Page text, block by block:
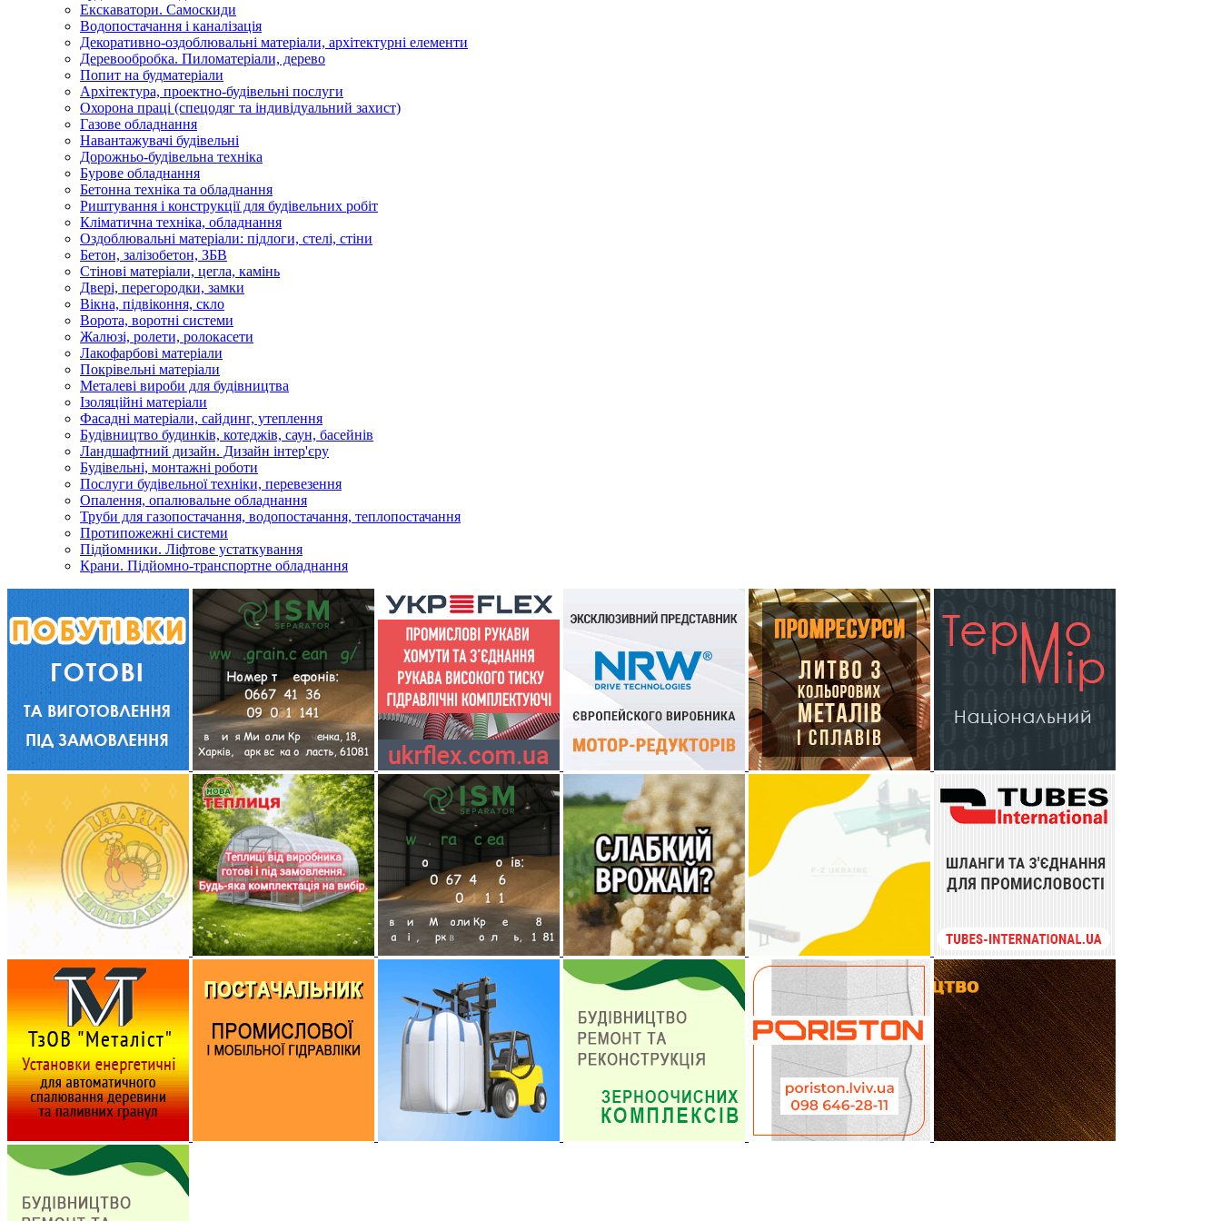
Екскаватори. Самоскиди
Водопостачання і каналізація
Декоративно-оздоблювальні матеріали, архітектурні елементи
Деревообробка. Пиломатеріали, дерево
Попит на будматеріали
Архітектура, проектно-будівельні послуги
Охорона праці (спецодяг та індивідуальний захист)
Газове обладнання
Навантажувачі будівельні
Дорожньо-будівельна техніка
Бурове обладнання
Бетонна техніка та обладнання
Риштування і конструкції для будівельних робіт
Кліматична техніка, обладнання
Оздоблювальні матеріали: підлоги, стелі, стіни
Бетон, залізобетон, ЗБВ
Стінові матеріали, цегла, камінь
Двері, перегородки, замки
Вікна, підвіконня, скло
Ворота, воротні системи
Жалюзі, ролети, ролокасети
Лакофарбові матеріали
Покрівельні матеріали
Металеві вироби для будівництва
Ізоляційні матеріали
Фасадні матеріали, сайдинг, утеплення
Будівництво будинків, котеджів, саун, басейнів
Ландшафтний дизайн. Дизайн інтер'єру
Будівельні, монтажні роботи
Послуги будівельної техніки, перевезення
Опалення, опалювальне обладнання
Труби для газопостачання, водопостачання, теплопостачання
Протипожежні системи
Підйомники. Ліфтове устаткування
Крани. Підйомно-транспортне обладнання